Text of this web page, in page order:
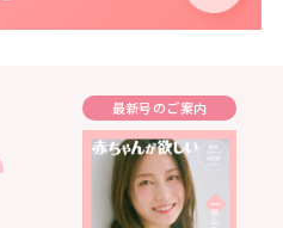
最新号のご案内